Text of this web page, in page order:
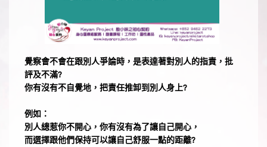
覺察會不會在跟別人爭論時，是表達著對別人的指責，批
評及不滿?
你有沒有不自覺地，把責任推卸到別人身上?
例如：
別人總惹你不開心，你有沒有為了讓自己開心，
而選擇跟他們保持可以讓自己舒服一點的距離?